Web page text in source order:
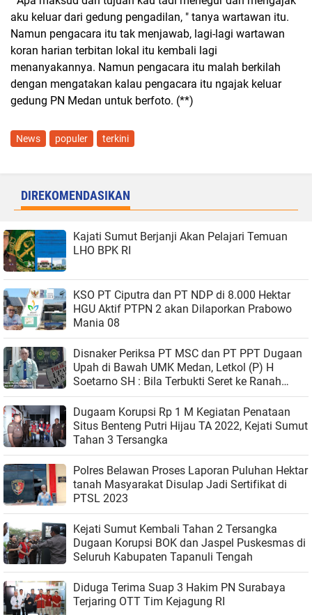
aku keluar dari gedung pengadilan, " tanya wartawan itu.
Namun pengacara itu tak menjawab, lagi-lagi wartawan
koran harian terbitan lokal itu kembali lagi
menanyakannya. Namun pengacara itu malah berkilah
dengan mengatakan kalau pengacara itu ngajak keluar
gedung PN Medan untuk berfoto. (**)
News populer terkini
DIREKOMENDASIKAN
Kajati Sumut Berjanji Akan Pelajari Temuan
LHO BPK RI
KSO PT Ciputra dan PT NDP di 8.000 Hektar
HGU Aktif PTPN 2 akan Dilaporkan Prabowo
Mania 08
Disnaker Periksa PT MSC dan PT PPT Dugaan
Upah di Bawah UMK Medan, Letkol (P) H
Soetarno SH : Bila Terbukti Seret ke Ranah
Hukum
Dugaam Korupsi Rp 1 M Kegiatan Penataan
Situs Benteng Putri Hijau TA 2022, Kejati Sumut
Tahan 3 Tersangka
Polres Belawan Proses Laporan Puluhan Hektar
tanah Masyarakat Disulap Jadi Sertifikat di
PTSL 2023
Kejati Sumut Kembali Tahan 2 Tersangka
Dugaan Korupsi BOK dan Jaspel Puskesmas di
Seluruh Kabupaten Tapanuli Tengah
Diduga Terima Suap 3 Hakim PN Surabaya
Terjaring OTT Tim Kejagung RI